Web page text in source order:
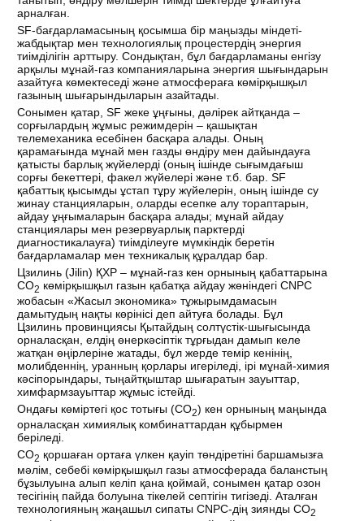
арналған.
SF-бағдарламасының қосымша бір маңызды міндеті-
жабдықтар мен технологиялық процестердің энергия
тиімділігін арттыру. Сондықтан, бұл бағдарламаны енгізу
арқылы мұнай-газ компанияларына энергия шығындарын
азайтуға көмектеседі және атмосфераға көмірқышқыл
газының шығарындыларын азайтады.
Сонымен қатар, SF жеке ұңғыны, дәлірек айтқанда –
сорғылардың жұмыс режимдерін – қашықтан
телемеханика есебінен басқара алады. Оның
қарамағында мұнай мен газды өндіру мен дайындауға
қатысты барлық жүйелерді (оның ішінде сығымдағыш
сорғы бекеттері, факел жүйелері және т.б. бар. SF
қабаттық қысымды ұстап тұру жүйелерін, оның ішінде су
жинау станцияларын, оларды есепке алу тораптарын,
айдау ұңғымаларын басқара алады; мұнай айдау
станциялары мен резервуарлық парктерді
диагностикалауға) тиімділеуге мүмкіндік беретін
бағдарламалар мен техникалық құралдар бар.
Цзилинь (Jilin) ҚХР – мұнай-газ кен орнының қабаттарына
СО2 көмірқышқыл газын қабатқа айдау жөніндегі CNPC
жобасын «Жасыл экономика» тұжырымдамасын
дамытудың нақты көрінісі деп айтуға болады. Бұл
Цзилинь провинциясы Қытайдың солтүстік-шығысында
орналасқан, елдің өнеркәсіптік тұрғыдан дамып келе
жатқан өңірлеріне жатады, бұл жерде темір кенінің,
молибденнің, уранның қорлары игеріледі, ірі мұнай-химия
кәсіпорындары, тыңайтқыштар шығаратын зауыттар,
химфармзауыттар жұмыс істейді.
Ондағы көміртегі қос тотығы (СО2) кен орнының маңында
орналасқан химиялық комбинаттардан құбырмен
беріледі.
СО2 қоршаған ортаға үлкен қауіп төндіретіні баршамызға
мәлім, себебі көмірқышқыл газы атмосферада баланстың
бұзылуына алып келіп қана қоймай, сонымен қатар озон
тесігінің пайда болуына тікелей септігін тигізеді. Аталған
технологияның жаңашыл сипаты CNPC-дің зиянды СО2